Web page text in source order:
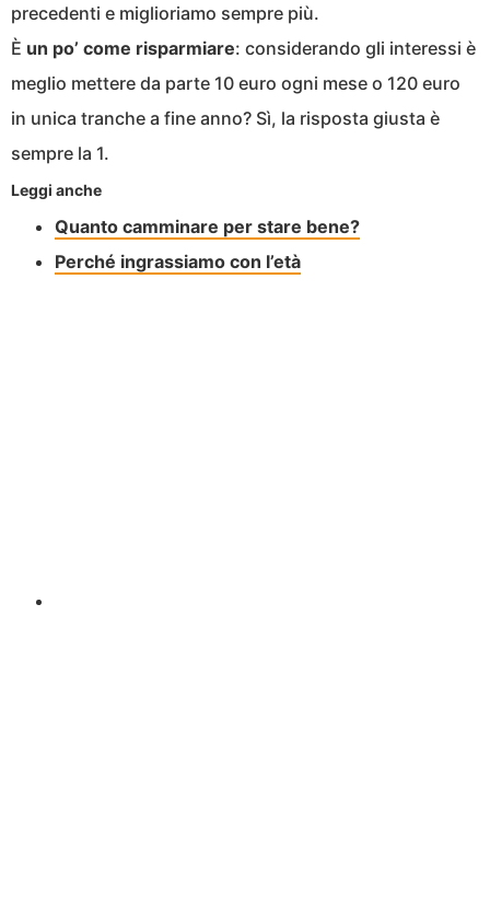
precedenti e miglioriamo sempre più.
È un po’ come risparmiare: considerando gli interessi è
meglio mettere da parte 10 euro ogni mese o 120 euro
in unica tranche a fine anno? Sì, la risposta giusta è
sempre la 1.
Leggi anche
Quanto camminare per stare bene?
Perché ingrassiamo con l’età